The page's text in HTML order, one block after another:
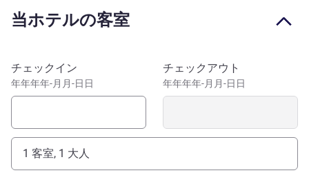
Park your car in the hotel's parking lot.
to welcoming you to the state capital of Saxony-Anhalt
and to our Merure Hotel Plaza Magdeburg. Relax and enjoy
Timo Esslinger ホテル経営
当ホテルの客室
このホテルを予約
チェックイン
年年年年-月月-日日
チェックアウト
年年年年-月月-日日
1 客室, 1 大人